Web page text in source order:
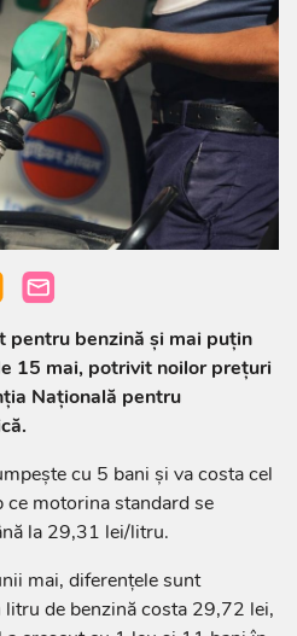
pentru benzină și mai puțin
15 mai, potrivit noilor prețuri
Națională pentru
cu 5 bani și va costa cel
motorina standard se
la 29,31 lei/litru.
mai, diferențele sunt
de benzină costa 29,72 lei,